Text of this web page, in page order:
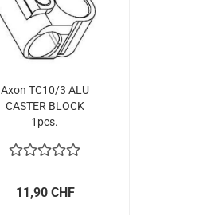
Axon TC10/3 ALU
CASTER BLOCK
1pcs.
11,90 CHF